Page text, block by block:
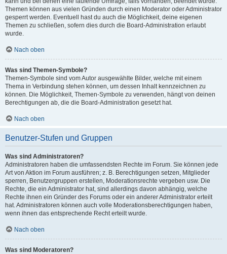
Themen können aus vielen Gründen durch einen Moderator oder Administrator
gesperrt werden. Eventuell hast du auch die Möglichkeit, deine eigenen
Themen zu schließen, sofern dies durch die Board-Administration erlaubt
wurde.
Nach oben
Was sind Themen-Symbole?
Themen-Symbole sind vom Autor ausgewählte Bilder, welche mit einem
Thema in Verbindung stehen können, um dessen Inhalt kennzeichnen zu
können. Die Möglichkeit, Themen-Symbole zu verwenden, hängt von deinen
Berechtigungen ab, die die Board-Administration gesetzt hat.
Nach oben
Benutzer-Stufen und Gruppen
Was sind Administratoren?
Administratoren haben die umfassendsten Rechte im Forum. Sie können jede
Art von Aktion im Forum ausführen; z. B. Berechtigungen setzen, Mitglieder
sperren, Benutzergruppen erstellen, Moderationsrechte vergeben usw. Die
Rechte, die ein Administrator hat, sind allerdings davon abhängig, welche
Rechte ihnen ein Gründer des Forums oder ein anderer Administrator erteilt
hat. Administratoren können auch volle Moderationsberechtigungen haben,
wenn ihnen das entsprechende Recht erteilt wurde.
Nach oben
Was sind Moderatoren?